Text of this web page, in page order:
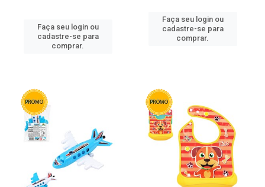
Faça seu login ou
cadastre-se para
comprar.
Faça seu login ou
cadastre-se para
comprar.